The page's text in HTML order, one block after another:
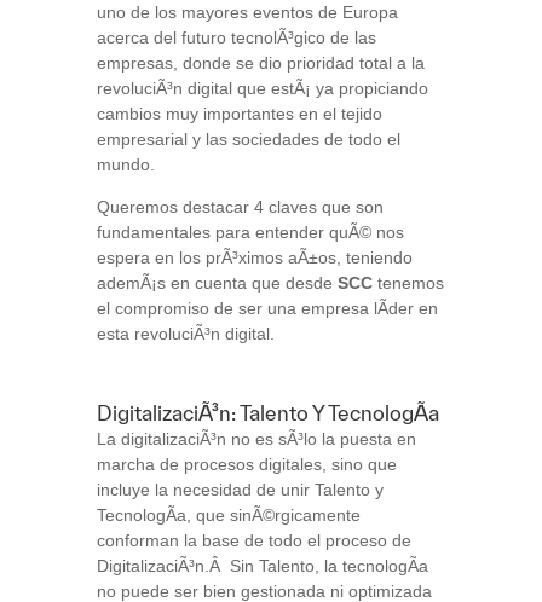
uno de los mayores eventos de Europa
acerca del futuro tecnolÃ³gico de las
empresas, donde se dio prioridad total a la
revoluciÃ³n digital que estÃ¡ ya propiciando
cambios muy importantes en el tejido
empresarial y las sociedades de todo el
mundo.
Queremos destacar 4 claves que son
fundamentales para entender quÃ© nos
espera en los prÃ³ximos aÃ±os, teniendo
ademÃ¡s en cuenta que desde SCC tenemos
el compromiso de ser una empresa lÃ­der en
esta revoluciÃ³n digital.
DigitalizaciÃ³n: Talento Y TecnologÃ­a
La digitalizaciÃ³n no es sÃ³lo la puesta en
marcha de procesos digitales, sino que
incluye la necesidad de unir Talento y
TecnologÃ­a, que sinÃ©rgicamente
conforman la base de todo el proceso de
DigitalizaciÃ³n.Â Sin Talento, la tecnologÃ­a
no puede ser bien gestionada ni optimizada